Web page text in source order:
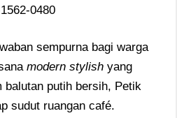
0480
sempurna bagi warga
modern stylish yang
balutan putih bersih, Petik
sudut ruangan café.